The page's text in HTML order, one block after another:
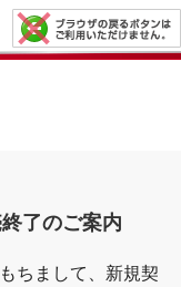
了のご案内
ちまして、新規契